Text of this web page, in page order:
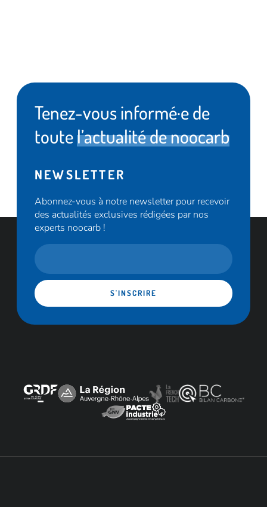
Tenez-vous informé·e de
toutel’actualité de noocarb
NEWSLETTER
Abonnez-vous à notre newsletter pour recevoir
des actualités exclusives rédigées par nos
experts noocarb !
S'INSCRIRE